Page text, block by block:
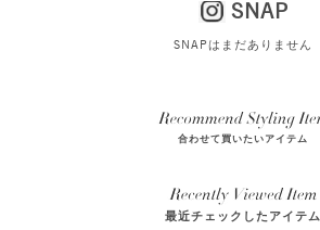
SNAP
SNAPはまだありません
合わせて買いたいアイテム
最近チェックしたアイテム